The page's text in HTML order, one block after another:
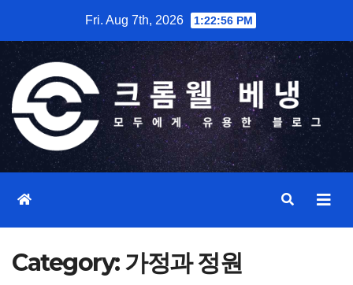
content
Fri. Aug 7th, 2026 1:22:56 PM
Category:가정과 정원